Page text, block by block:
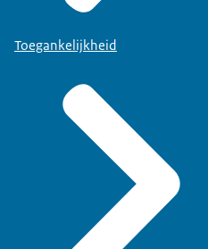
Toegankelijkheid